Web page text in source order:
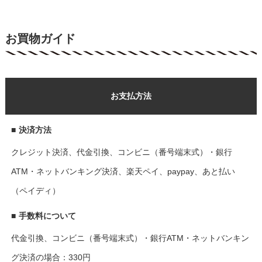
お買物ガイド
お支払方法
■ 決済方法
クレジット決済、代金引換、コンビニ（番号端末式）・銀行
ATM・ネットバンキング決済、楽天ペイ、paypay、あと払い
（ペイディ）
■ 手数料について
代金引換、コンビニ（番号端末式）・銀行ATM・ネットバンキン
グ決済の場合：330円